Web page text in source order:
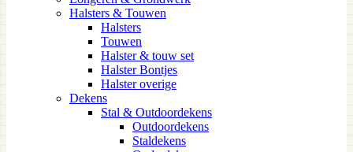
Halsters & Touwen
Halsters
Touwen
Halster & touw set
Halster Bontjes
Halster overige
Dekens
Stal & Outdoordekens
Outdoordekens
Staldekens